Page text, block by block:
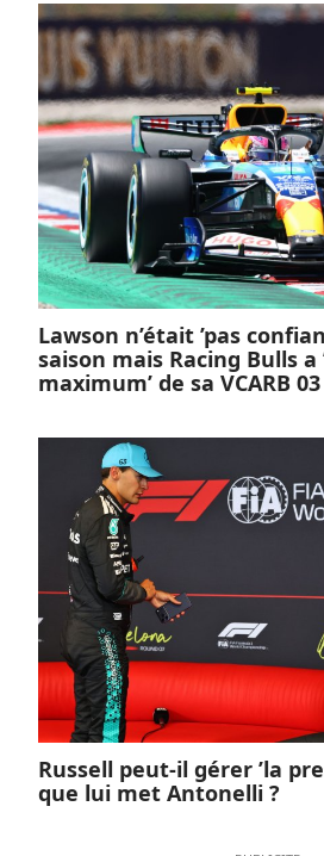
Lawson n’était ’pas
saison mais Racing Bulls a
maximum’ de sa VCARB 03
Russell peut-il gérer ’la
que lui met Antonelli ?